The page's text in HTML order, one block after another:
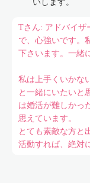
いします。
Tさん: アドバイザ
で、心強いです。
下さいます。一緒
私は上手くいかな
と一緒にいたいと
は婚活が難しかっ
思えています。
とても素敵な方と
活動すれば、絶対